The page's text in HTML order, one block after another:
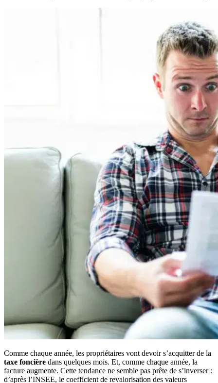
Comme chaque année, les propriétaires vont devoir s’acquitter de la
taxe foncière dans quelques mois. Et, comme chaque année, la
facture augmente. Cette tendance ne semble pas prête de s’inverser :
d’après l’INSEE, le coefficient de revalorisation des valeurs